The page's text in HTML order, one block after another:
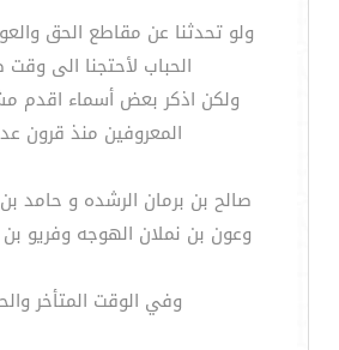
ولو تحدثنا عن مقاطع الحق
الحباب لأحتجنا الى
ولكن اذكر بعض أسماء اقدم
المعروفين منذ قرون
صالح بن برمان الرشده و حامد
وعون بن نملان الهوجه وفريو
وفي الوقت المتأخر